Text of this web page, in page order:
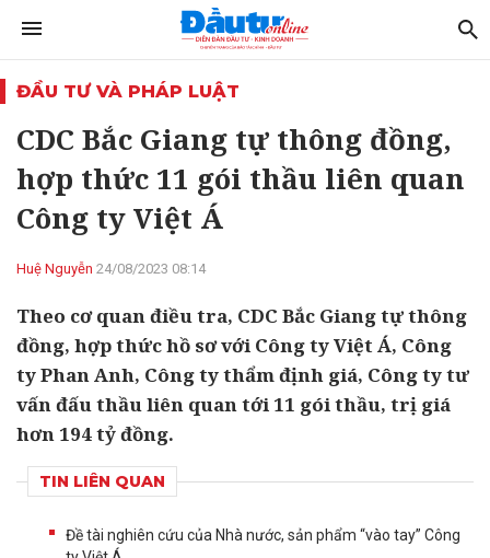
ĐẦU TƯ VÀ PHÁP LUẬT
CDC Bắc Giang tự thông đồng,
hợp thức 11 gói thầu liên quan
Công ty Việt Á
Huệ Nguyễn 24/08/2023 08:14
Theo cơ quan điều tra, CDC Bắc Giang tự thông
đồng, hợp thức hồ sơ với Công ty Việt Á, Công
ty Phan Anh, Công ty thẩm định giá, Công ty tư
vấn đấu thầu liên quan tới 11 gói thầu, trị giá
hơn 194 tỷ đồng.
TIN LIÊN QUAN
Đề tài nghiên cứu của Nhà nước, sản phẩm “vào tay” Công